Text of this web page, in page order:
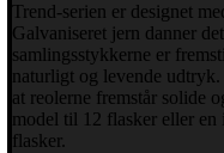
Trend-serien er designet
Galvaniseret jern danner
samlingsstykkerne er
naturligt og levende
at reolerne fremstår solide
model til 12 flasker eller en
flasker.